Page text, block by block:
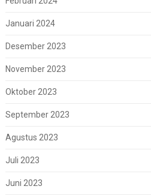
Januari 2024
Desember 2023
November 2023
Oktober 2023
September 2023
Agustus 2023
Juli 2023
Juni 2023